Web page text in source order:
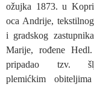
ožujka 1873. u
oca Andrije,
i gradskog
Marije, rođene
pripadao tzv.
plemićkim